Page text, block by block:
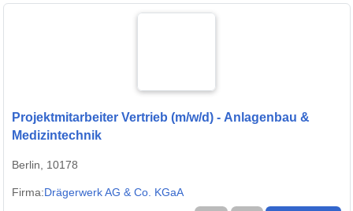
Projektmitarbeiter Vertrieb (m/w/d) - Anlagenbau &
Medizintechnik
Berlin, 10178
Firma:Drägerwerk AG & Co. KGaA